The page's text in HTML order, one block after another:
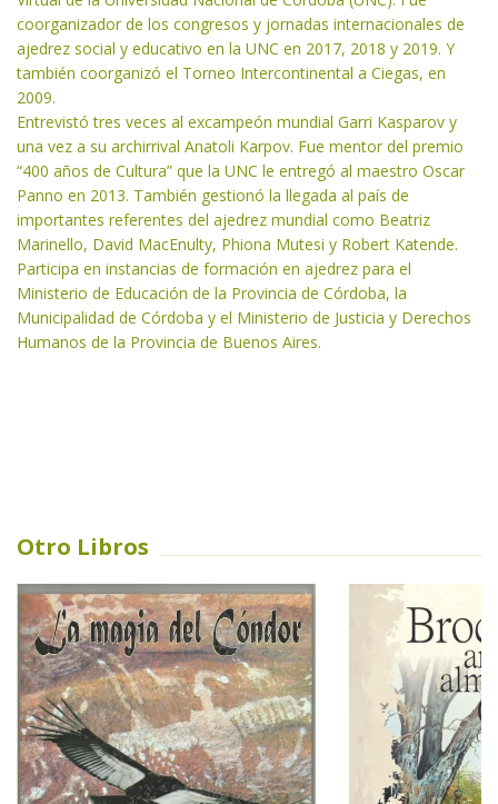
coorganizador de los congresos y jornadas internacionales de
ajedrez social y educativo en la UNC en 2017, 2018 y 2019. Y
también coorganizó el Torneo Intercontinental a Ciegas, en
2009.
Entrevistó tres veces al excampeón mundial Garri Kasparov y
una vez a su archirrival Anatoli Karpov. Fue mentor del premio
“400 años de Cultura” que la UNC le entregó al maestro Oscar
Panno en 2013. También gestionó la llegada al país de
importantes referentes del ajedrez mundial como Beatriz
Marinello, David MacEnulty, Phiona Mutesi y Robert Katende.
Participa en instancias de formación en ajedrez para el
Ministerio de Educación de la Provincia de Córdoba, la
Municipalidad de Córdoba y el Ministerio de Justicia y Derechos
Humanos de la Provincia de Buenos Aires.
Otro Libros